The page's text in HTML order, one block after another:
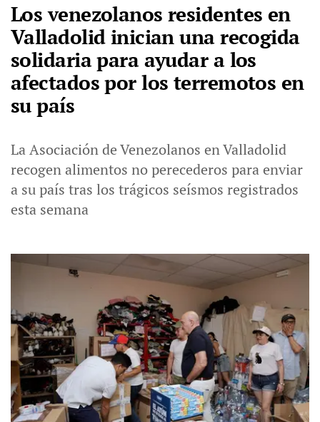
Los venezolanos residentes en
Valladolid inician una recogida
solidaria para ayudar a los
afectados por los terremotos en
su país
La Asociación de Venezolanos en Valladolid
recogen alimentos no perecederos para enviar
a su país tras los trágicos seísmos registrados
esta semana